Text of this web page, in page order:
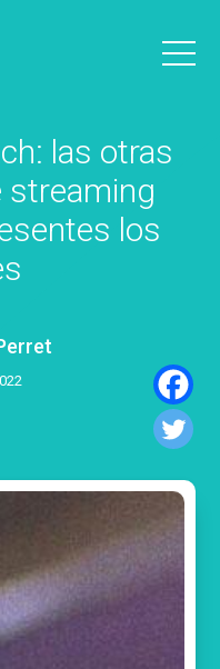
las otras
streaming
los